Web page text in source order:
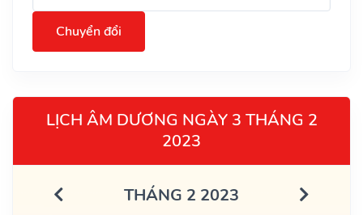
Chuyển đổi
LỊCH ÂM DƯƠNG NGÀY 3 THÁNG 2
2023
THÁNG 2 2023